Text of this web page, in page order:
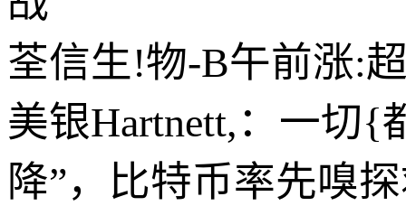
荃信生!物-B午前涨:
美银Hartnett,：一切{
降”，比特币率先嗅